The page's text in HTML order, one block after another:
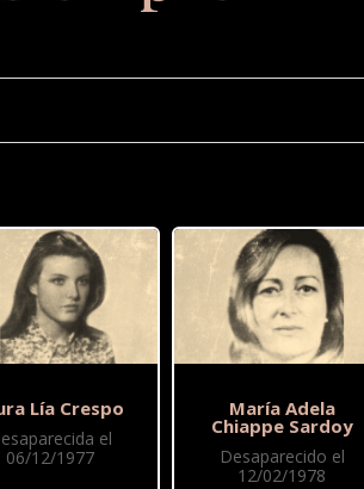
Lía Crespo
el
06/12/1977
María Adela
Chiappe Sardoy
Desaparecido el
12/02/1978